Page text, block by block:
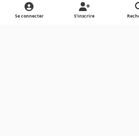
Ajouter un commentaire…
Se connecter S’inscrire